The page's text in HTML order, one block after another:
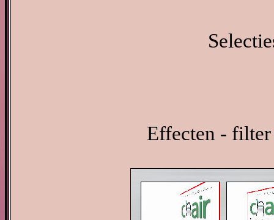
Effecten -